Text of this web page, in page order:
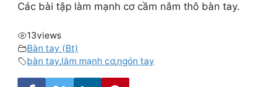
Các bài tập làm mạnh cơ cầm nắm thô bàn tay.
13views
Bàn tay (Bt)
bàn tay,làm mạnh cơ,ngón tay